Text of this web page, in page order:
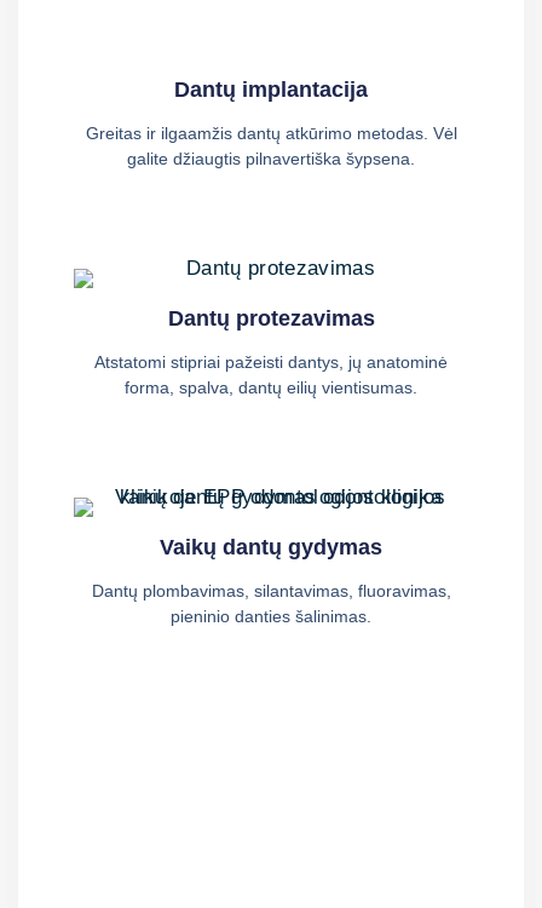
Dantų implantacija
Greitas ir ilgaamžis dantų atkūrimo metodas. Vėl
galite džiaugtis pilnavertiška šypsena.
Dantų protezavimas
Atstatomi stipriai pažeisti dantys, jų anatominė
forma, spalva, dantų eilių vientisumas.
Vaikų dantų gydymas
Dantų plombavimas, silantavimas, fluoravimas,
pieninio danties šalinimas.